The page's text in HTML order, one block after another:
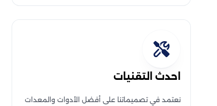
احدث التقنيات
نعتمد في تصميماتنا على أفضل الأدوات والمعدات